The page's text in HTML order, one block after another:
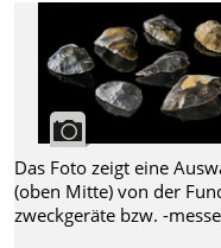
Das Foto zeigt eine
(oben Mitte) von der
zweckgeräte bzw. -